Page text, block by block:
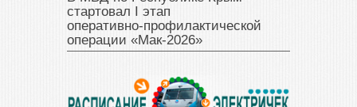
стартовал I этап
оперативно‑профилактической
операции «Мак‑2026»